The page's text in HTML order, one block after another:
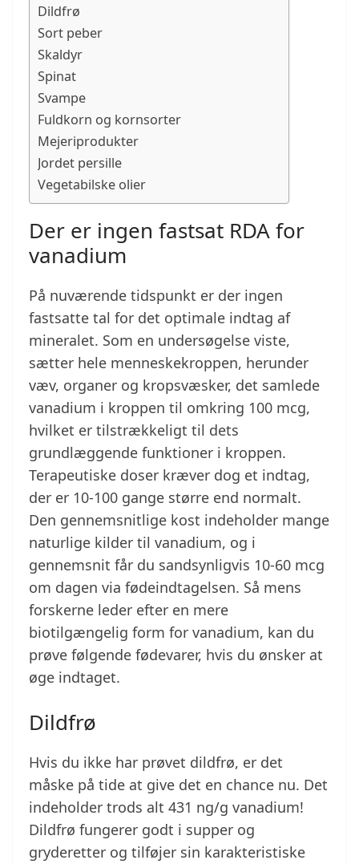
Dildfrø
Sort peber
Skaldyr
Spinat
Svampe
Fuldkorn og kornsorter
Mejeriprodukter
Jordet persille
Vegetabilske olier
Der er ingen fastsat RDA for
vanadium
På nuværende tidspunkt er der ingen
fastsatte tal for det optimale indtag af
mineralet. Som en undersøgelse viste,
sætter hele menneskekroppen, herunder
væv, organer og kropsvæsker, det samlede
vanadium i kroppen til omkring 100 mcg,
hvilket er tilstrækkeligt til dets
grundlæggende funktioner i kroppen.
Terapeutiske doser kræver dog et indtag,
der er 10-100 gange større end normalt.
Den gennemsnitlige kost indeholder mange
naturlige kilder til vanadium, og i
gennemsnit får du sandsynligvis 10-60 mcg
om dagen via fødeindtagelsen. Så mens
forskerne leder efter en mere
biotilgængelig form for vanadium, kan du
prøve følgende fødevarer, hvis du ønsker at
øge indtaget.
Dildfrø
Hvis du ikke har prøvet dildfrø, er det
måske på tide at give det en chance nu. Det
indeholder trods alt 431 ng/g vanadium!
Dildfrø fungerer godt i supper og
gryderetter og tilføjer sin karakteristiske